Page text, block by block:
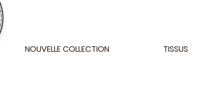
NOUVELLE COLLECTION TISSUS